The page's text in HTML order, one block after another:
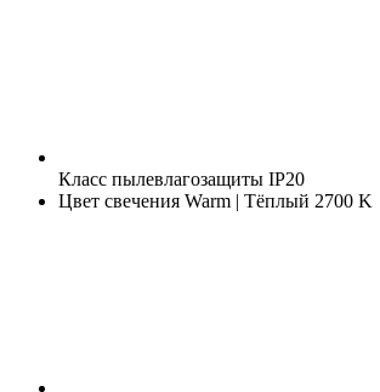
Класс пылевлагозащиты IP20
Цвет свечения Warm | Тёплый 2700 K